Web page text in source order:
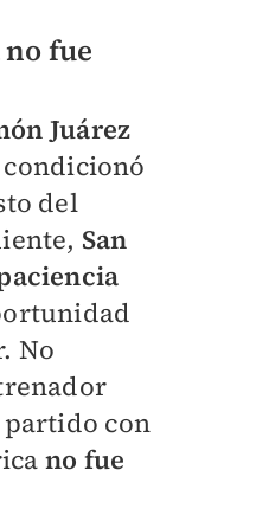
fue
Juárez
del
San
No
partido con
no fue